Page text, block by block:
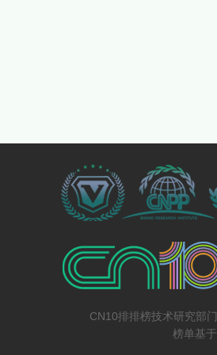
CN10排排榜技术研究部
榜单基